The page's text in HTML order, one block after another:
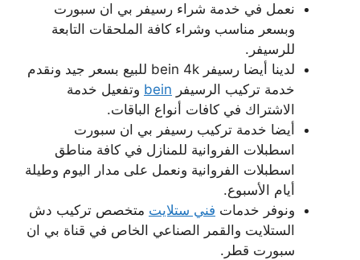
نعمل في خدمة شراء رسيفر بي ان سبورت
وبسعر مناسب وشراء كافة الملحقات التابعة
للرسيفر.
لدينا أيضا رسيفر bein 4k للبيع بسعر جيد ونقدم
خدمة تركيب الرسيفر bein وتفعيل خدمة
الاشتراك في كافات أنواع الباقات.
أيضا خدمة تركيب رسيفر بي ان سبورت
اسطبلات الفروانية للمنازل في كافة مناطق
اسطبلات الفروانية ونعمل على مدار اليوم وطيلة
أيام الأسبوع.
ونوفر خدمات فني ستلايت متخصص تركيب دش
الستلايت والقمر الصناعي الخاص في قناة بي ان
سبورت قطر.